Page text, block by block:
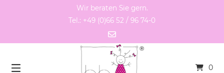
Wir beraten Sie gern.
Tel.: +49 (0)66 52 / 96 74-0
0